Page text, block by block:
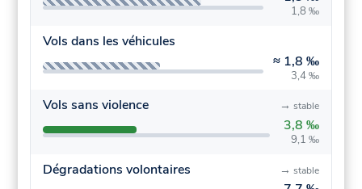
1,8 ‰
Vols dans les véhicules
≈ 1,8 ‰
3,4 ‰
Vols sans violence
3,8 ‰
9,1 ‰
→ stable
Dégradations volontaires
→ stable